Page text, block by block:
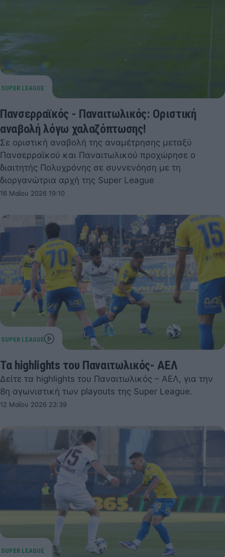
Πανσερραϊκός - Παναιτωλικός: Οριστική
αναβολή λόγω χαλαζόπτωσης!
Σε οριστική αναβολή της αναμέτρησης μεταξύ
Πανσερραϊκού και Παναιτωλικού προχώρησε ο
διαιτητής Πολυχρόνης σε συννενόηση με τη
διοργανώτρια αρχή της Super League
16 Μαΐου 2026 19:10
Τα highlights του Παναιτωλικός- ΑΕΛ
Δείτε τα highlights του Παναιτωλικός – ΑΕΛ, για την
8η αγωνιστική των playouts της Super League.
12 Μαΐου 2026 23:39